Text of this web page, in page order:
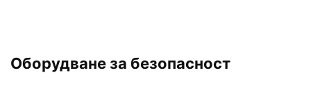
Оборудване за безопасност